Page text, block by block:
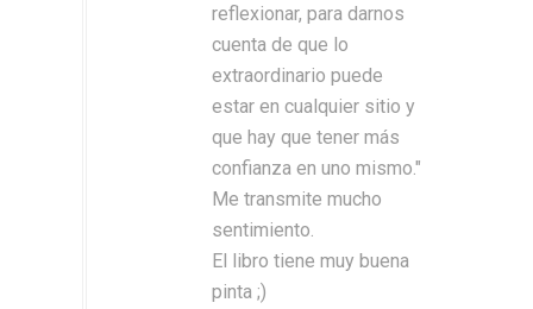
reflexionar, para darnos
cuenta de que lo
extraordinario puede
estar en cualquier sitio y
que hay que tener más
confianza en uno mismo."
Me transmite mucho
sentimiento.
El libro tiene muy buena
pinta ;)